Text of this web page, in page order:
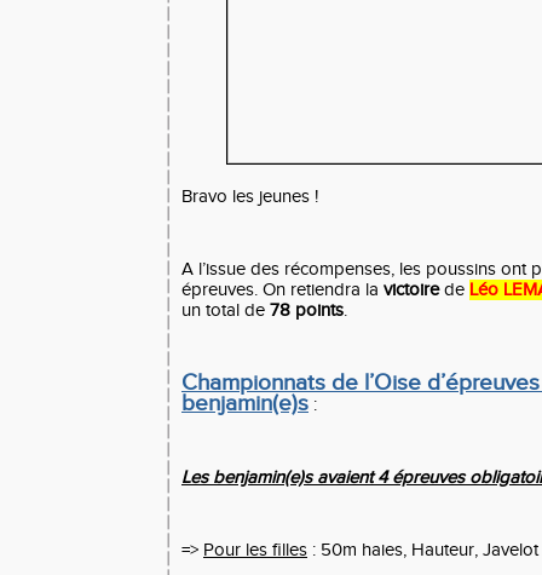
Bravo les jeunes !
A l’issue des récompenses, les poussins ont
épreuves. On retiendra la victoirede Léo
un total de 78 points.
Championnats de l’Oise
benjamin(e)s :
Les benjamin(e)s avaient 4 épreuves
=> Pour les filles : 50m haies, Hauteur,